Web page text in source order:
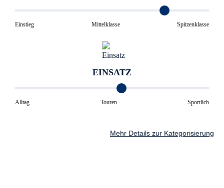
Einstieg Mittelklasse Spitzenklasse
EINSATZ
Alltag Touren Sportlich
Mehr Details zur Kategorisierung